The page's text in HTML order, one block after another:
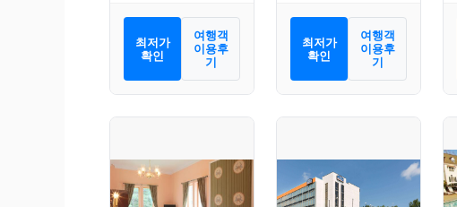
최저가
확인
여행객
이용후
기
최저가
확인
여행객
이용후
기